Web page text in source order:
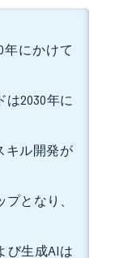
年にかけて
は2030年に
キル開発が
となり、
び生成AIは